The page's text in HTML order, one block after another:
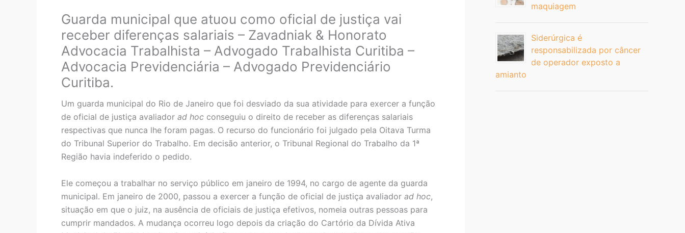
Guarda municipal que atuou como oficial de justiça vai
receber diferenças salariais – Zavadniak & Honorato
Advocacia Trabalhista – Advogado Trabalhista Curitiba –
Advocacia Previdenciária – Advogado Previdenciário
Curitiba.
Um guarda municipal do Rio de Janeiro que foi desviado da sua atividade para exercer a função
de oficial de justiça avaliador ad hoc conseguiu o direito de receber as diferenças salariais
respectivas que nunca lhe foram pagas. O recurso do funcionário foi julgado pela Oitava Turma
do Tribunal Superior do Trabalho. Em decisão anterior, o Tribunal Regional do Trabalho da 1ª
Região havia indeferido o pedido.
Ele começou a trabalhar no serviço público em janeiro de 1994, no cargo de agente da guarda
municipal. Em janeiro de 2000, passou a exercer a função de oficial de justiça avaliador ad hoc,
situação em que o juiz, na ausência de oficiais de justiça efetivos, nomeia outras pessoas para
cumprir mandados. A mudança ocorreu logo depois da criação do Cartório da Dívida Ativa
maquiagem
Siderúrgica é
responsabilizada por câncer
de operador exposto a
amianto